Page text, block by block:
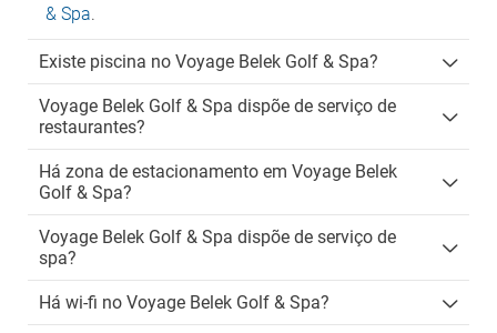
& Spa.
Existe piscina no Voyage Belek Golf & Spa?
Voyage Belek Golf & Spa dispõe de serviço de
restaurantes?
Há zona de estacionamento em Voyage Belek
Golf & Spa?
Voyage Belek Golf & Spa dispõe de serviço de
spa?
Há wi-fi no Voyage Belek Golf & Spa?